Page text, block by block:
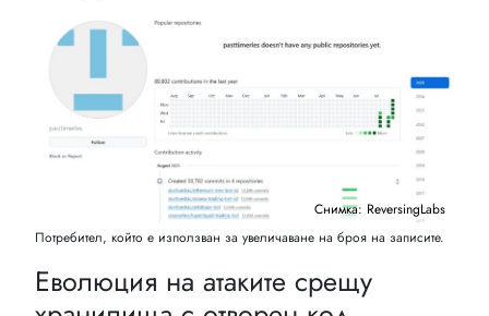
Снимка: ReversingLabs
Потребител, който е използван за увеличаване на броя на записите.
Еволюция на атаките срещу